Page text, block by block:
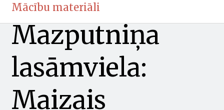
Mācību materiāli
Mazputniņa
lasāmviela:
Maizais